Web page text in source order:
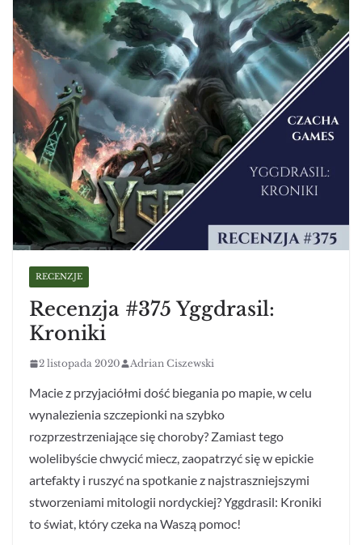
RECENZJE
Recenzja #375 Yggdrasil:
Kroniki
2 listopada 2020 Adrian Ciszewski
Macie z przyjaciółmi dość biegania po mapie, w celu
wynalezienia szczepionki na szybko
rozprzestrzeniające się choroby? Zamiast tego
wolelibyście chwycić miecz, zaopatrzyć się w epickie
artefakty i ruszyć na spotkanie z najstraszniejszymi
stworzeniami mitologii nordyckiej? Yggdrasil: Kroniki
to świat, który czeka na Waszą pomoc!